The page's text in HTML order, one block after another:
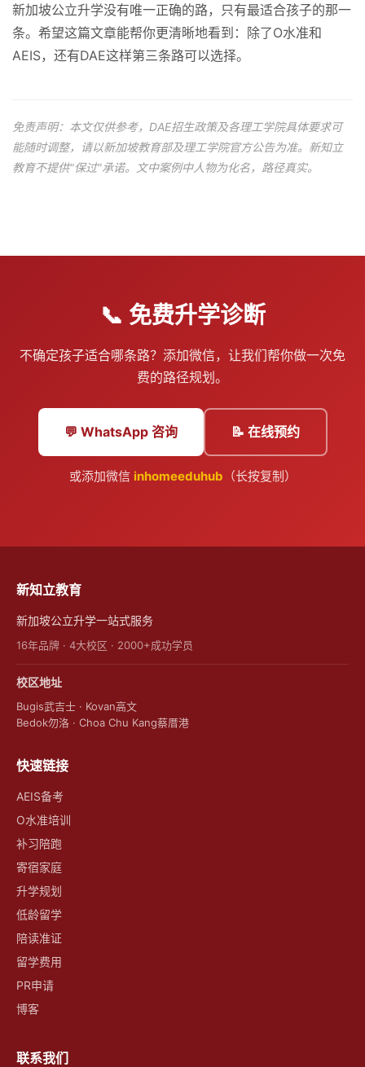
新加坡公立升学没有唯一正确的路，只有最适合孩子的那一
条。希望这篇文章能帮你更清晰地看到：除了O水准和
AEIS，还有DAE这样第三条路可以选择。
免责声明：本文仅供参考，DAE招生政策及各理工学院具体要求可
能随时调整，请以新加坡教育部及理工学院官方公告为准。新知立
教育不提供"保过"承诺。文中案例中人物为化名，路径真实。
📞 免费升学诊断
不确定孩子适合哪条路？添加微信，让我们帮你做一次免
费的路径规划。
💬 WhatsApp 咨询 📝 在线预约
或添加微信 inhomeeduhub （长按复制）
新知立教育
新加坡公立升学一站式服务
16年品牌 · 4大校区 · 2000+成功学员
校区地址
Bugis武吉士 · Kovan高文
Bedok勿洛 · Choa Chu Kang蔡厝港
快速链接
AEIS备考
O水准培训
补习陪跑
寄宿家庭
升学规划
低龄留学
陪读准证
留学费用
PR申请
博客
联系我们